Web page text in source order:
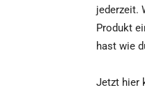
jederzeit.
Produkt
hast wie
Jetzt hier